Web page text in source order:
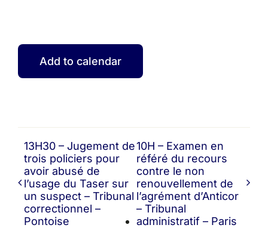
Add to calendar
13H30 – Jugement de
trois policiers pour
avoir abusé de
l’usage du Taser sur
un suspect – Tribunal
correctionnel –
Pontoise
10H – Examen en
référé du recours
contre le non
renouvellement de
l’agrément d’Anticor
– Tribunal
administratif – Paris